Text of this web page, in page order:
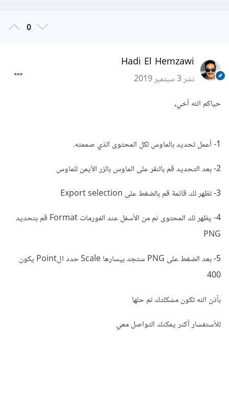
0
Hadi El Hemzawi
نشر3 سبتمبر 2019
حياكم الله أخي,
1- أعمل تحديد بالماوس لكل المحتوى الذي صممته.
2- بعد التحديد قم بالنقر على الماوس بالزر الأيمن للماوس
3- تظهر لك قائمة قم بالضغط على Export selection
4- يظهر لك المحتوى ثم من الأسفل عند الفورمات Format قم بتحديد
PNG
5- بعد الضغط على PNG ستجد بيسارها Scale حدد الPoint يكون
400
بأذن الله تكون مشكلتك تم حلها
للأستفسار أكثر يمكنك التواصل معي